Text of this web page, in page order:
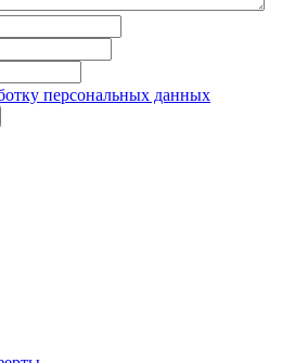
персональных данных